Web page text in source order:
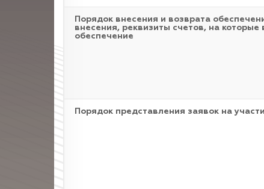
Порядок внесения и возврата
внесения, реквизиты счетов, на которые
обеспечение
Порядок представления заявок на